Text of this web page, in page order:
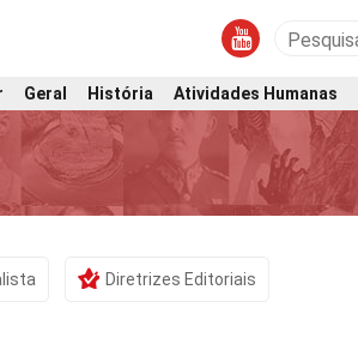
Geral História Atividades Humanas
Diretrizes Editoriais